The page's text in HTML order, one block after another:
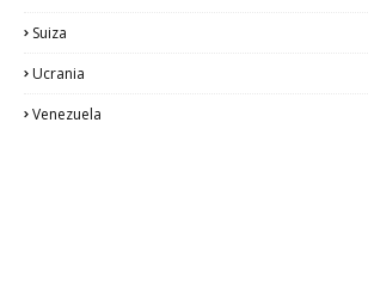
Suiza
Ucrania
Venezuela